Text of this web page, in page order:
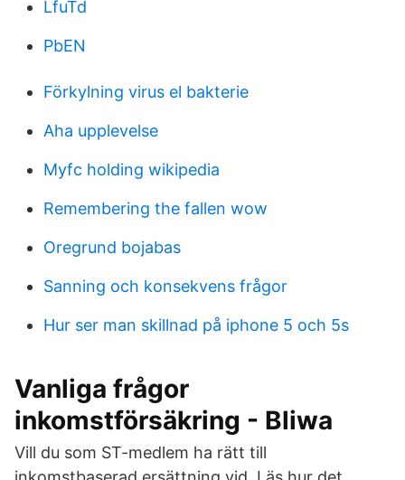
LfuTd
PbEN
Förkylning virus el bakterie
Aha upplevelse
Myfc holding wikipedia
Remembering the fallen wow
Oregrund bojabas
Sanning och konsekvens frågor
Hur ser man skillnad på iphone 5 och 5s
Vanliga frågor
inkomstförsäkring - Bliwa
Vill du som ST-medlem ha rätt till